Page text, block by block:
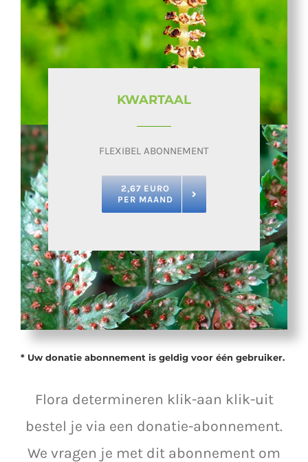
KWARTAAL
FLEXIBEL ABONNEMENT
2,67 EURO
PER MAAND
* Uw donatie abonnement is geldig voor één gebruiker.
Flora determineren klik-aan klik-uit
bestel je via een donatie-abonnement.
We vragen je met dit abonnement om